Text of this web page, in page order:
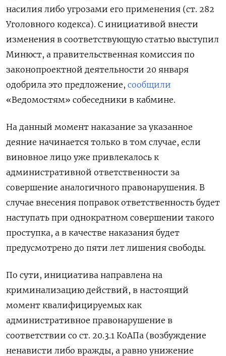
насилия либо угрозами его применения (ст. 282
Уголовного кодекса). С инициативой внести
изменения в соответствующую статью выступил
Минюст, а правительственная комиссия по
законопроектной деятельности 20 января
одобрила это предложение, сообщили
«Ведомостям» собеседники в кабмине.
На данный момент наказание за указанное
деяние начинается только в том случае, если
виновное лицо уже привлекалось к
административной ответственности за
совершение аналогичного правонарушения. В
случае внесения поправок ответственность будет
наступать при однократном совершении такого
проступка, а в качестве наказания будет
предусмотрено до пяти лет лишения свободы.
По сути, инициатива направлена на
криминализацию действий, в настоящий
момент квалифицируемых как
административное правонарушение в
соответствии со ст. 20.3.1 КоАПа (возбуждение
ненависти либо вражды, а равно унижение